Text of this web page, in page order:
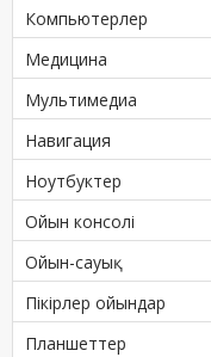
Компьютерлер
Медицина
Мультимедиа
Навигация
Ноутбуктер
Ойын консолі
Ойын-сауық
Пікірлер ойындар
Планшеттер